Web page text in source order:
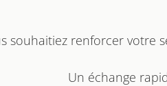
souhaitiez renforcer votre
Un échange